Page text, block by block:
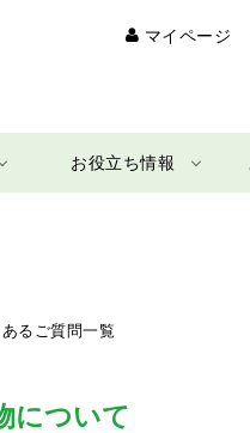
マイページ
お役立ち情報
るご質問一覧
について